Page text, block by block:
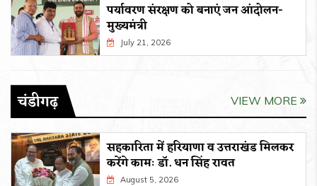
पर्यावरण संरक्षण को बनाएं जन आंदोलन-
मुख्यमंत्री
July 21, 2026
चंडीगढ़ VIEW MORE
सहकारिता में हरियाणा व उत्तराखंड मिलकर
करेंगे कामः डाॅ. धन सिंह रावत
August 5, 2026